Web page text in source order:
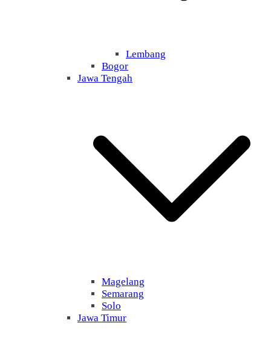
Lembang
Bogor
Jawa Tengah
Magelang
Semarang
Solo
Jawa Timur